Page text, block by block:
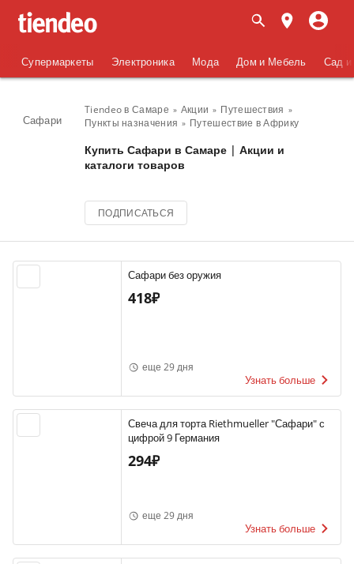
Супермаркеты Электроника Мода Дом и Мебель Сад и
Сафари
Tiendeo в Самаре Акции
Путешествия
Пункты назначения
Путешествие в Африку
Купить Сафари в Самаре | Акции и
каталоги товаров
ПОДПИСАТЬСЯ
Сафари без оружия
418₽
еще 29 дня
Узнать больше
Свеча для торта Riethmueller "Сафари" с
цифрой 9 Германия
294₽
еще 29 дня
Узнать больше